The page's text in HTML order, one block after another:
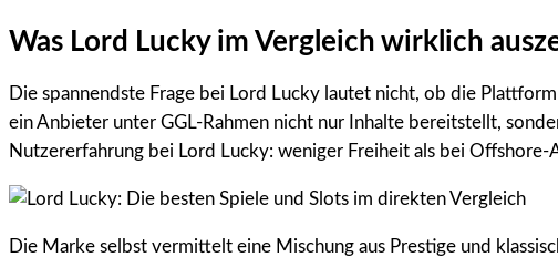
Was Lord Lucky im Vergleich wirklich
Die spannendste Frage bei Lord Lucky lautet nicht, ob die
ein Anbieter unter GGL-Rahmen nicht nur Inhalte bereitstellt,
Nutzererfahrung bei Lord Lucky: weniger Freiheit als bei
Die Marke selbst vermittelt eine Mischung aus Prestige und